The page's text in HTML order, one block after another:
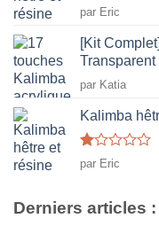
Note
2
sur
5
par Eric
[Kit
Transparent
par Katia
Kalimba
Note
1
5
par Eric
Derniers articles :